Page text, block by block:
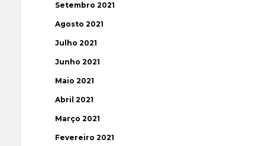
Setembro 2021
Agosto 2021
Julho 2021
Junho 2021
Maio 2021
Abril 2021
Março 2021
Fevereiro 2021